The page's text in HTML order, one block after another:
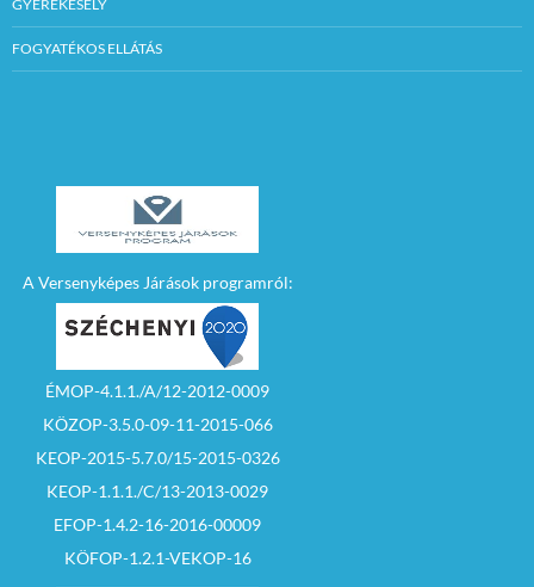
valamennyi jelölő
szervezetet
egyetemlegesen
vételére illetékes
választási bizottság
mellett működő
választási iroda 3
napon belül ellenőrzi.
A jelölt 1 db JPEG
formátumú 240×340
arcfényképet is
beadhat, kizárólag
elektronikusan
elküldve a
jegyzo.szecseny@invi
Az egyéni listás helyi
polgármester jelöltet,
GYEREKESÉLY
FOGYATÉKOS ELLÁTÁS
A Versenyképes Járások programról:
ÉMOP-4.1.1./A/12-2012-0009
KÖZOP-3.5.0-09-11-2015-066
KEOP-2015-5.7.0/15-2015-0326
KEOP-1.1.1./C/13-2013-0029
EFOP-1.4.2-16-2016-00009
KÖFOP-1.2.1-VEKOP-16